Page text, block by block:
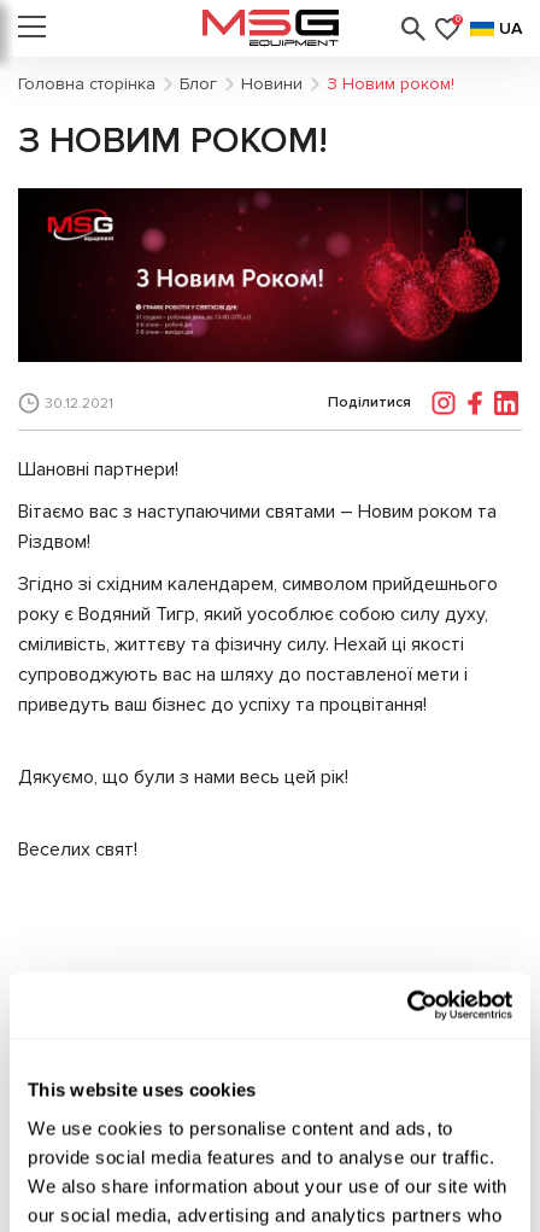
This website uses cookies
We use cookies to personalise content and ads, to
provide social media features and to analyse our traffic.
We also share information about your use of our site with
our social media, advertising and analytics partners who
0 UA
Головна сторінка Блог Новини З Новим роком!
З НОВИМ РОКОМ!
30.12.2021 Поділитися
Шановні партнери!
Вітаємо вас з наступаючими святами – Новим роком та
Різдвом!
Згідно зі східним календарем, символом прийдешнього
року є Водяний Тигр, який уособлює собою силу духу,
сміливість, життєву та фізичну силу. Нехай ці якості
супроводжують вас на шляху до поставленої мети і
приведуть ваш бізнес до успіху та процвітання!
Дякуємо, що були з нами весь цей рік!
Веселих свят!
АКТУАЛЬНІ НОВИНИ
19.01.2026